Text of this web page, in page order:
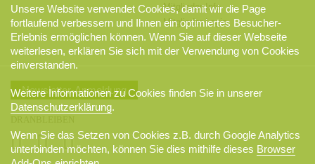
Mitglieder-Info
Mitglieder-Login
Newsletter-Anmeldung
Unsere Website verwendet Cookies, damit wir die Page
fortlaufend verbessern und Ihnen ein optimiertes Besucher-
Erlebnis ermöglichen können. Wenn Sie auf dieser Webseite
weiterlesen, erklären Sie sich mit der Verwendung von Cookies
einverstanden.
Weitere Informationen zu Cookies finden Sie in unserer
Datenschutzerklärung.
Wenn Sie das Setzen von Cookies z.B. durch Google Analytics
unterbinden möchten, können Sie dies mithilfe dieses Browser